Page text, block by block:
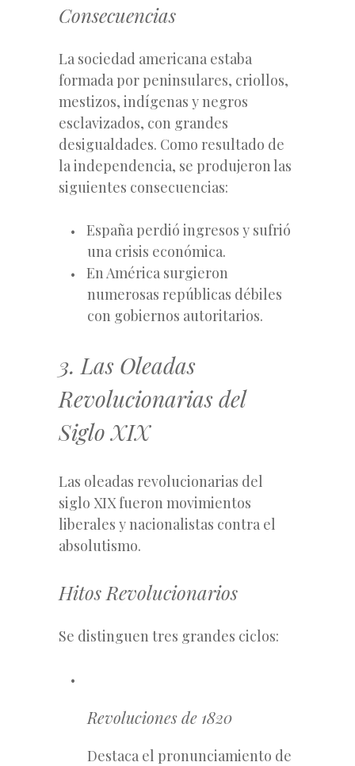
Consecuencias
La sociedad americana estaba
formada por peninsulares, criollos,
mestizos, indígenas y negros
esclavizados, con grandes
desigualdades. Como resultado de
la independencia, se produjeron las
siguientes consecuencias:
España perdió ingresos y sufrió
una crisis económica.
En América surgieron
numerosas repúblicas débiles
con gobiernos autoritarios.
3. Las Oleadas
Revolucionarias del
Siglo XIX
Las oleadas revolucionarias del
siglo XIX fueron movimientos
liberales y nacionalistas contra el
absolutismo.
Hitos Revolucionarios
Se distinguen tres grandes ciclos:
Revoluciones de 1820
Destaca el pronunciamiento de